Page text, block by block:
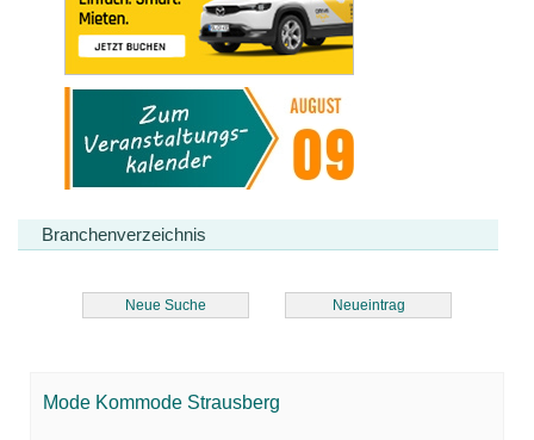
Branchenverzeichnis
Neue Suche Neueintrag
Mode Kommode Strausberg